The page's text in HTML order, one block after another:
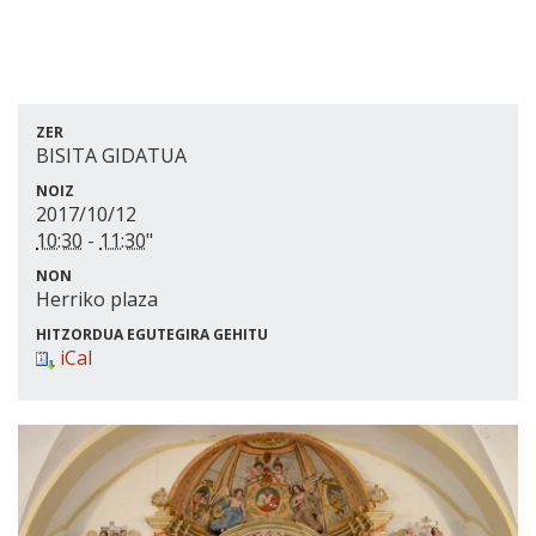
ZER
BISITA GIDATUA
NOIZ
2017/10/12
10:30 - 11:30"
NON
Herriko plaza
HITZORDUA EGUTEGIRA GEHITU
iCal